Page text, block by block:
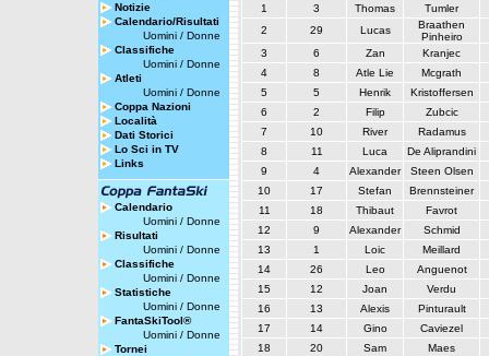
Notizie
Calendario/Risultati
Uomini / Donne
Classifiche
Uomini / Donne
Atleti
Uomini / Donne
Coppa Nazioni
Località
Dati Storici
Lo Sci in TV
Links
Calendario
Uomini / Donne
Risultati
Uomini / Donne
Classifiche
Uomini / Donne
Statistiche
Uomini / Donne
FantaSkiTool®
Uomini / Donne
Tornei
1
3 Thomas
Tumler
2
29 Lucas
Braathen
Pinheiro
3
6 Zan
Kranjec
4
8 Atle Lie
Mcgrath
5
5 Henrik
Kristoffersen
6
2 Filip
Zubcic
7
10 River
Radamus
8
11 Luca
De Aliprandini
9
4 Alexander
Steen Olsen
10
17 Stefan
Brennsteiner
11
18 Thibaut
Favrot
12
9 Alexander
Schmid
13
1 Loic
Meillard
14
26 Leo
Anguenot
15
12 Joan
Verdu
16
13 Alexis
Pinturault
17
14 Gino
Caviezel
18
20 Sam
Maes